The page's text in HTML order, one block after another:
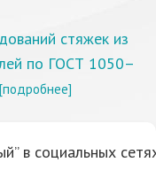
стяжек из
по ГОСТ 1050–
[подробнее]
в социальных